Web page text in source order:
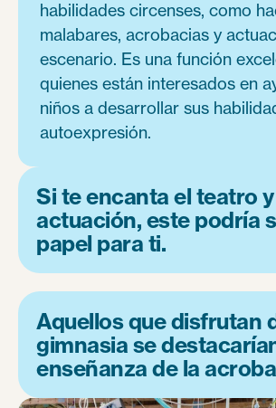
habilidades circenses, como
malabares, acrobacias y
escenario. Es una función
quienes están interesados en
niños a desarrollar sus
autoexpresión.
Si te encanta el teatro
actuación, este podría
papel para ti.
Aquellos que disfrutan
gimnasia se
enseñanza de la